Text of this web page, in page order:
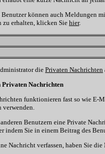
können auch Meldungen
zu erhalten, klicken Siehier.
die Privaten Nachrichten
Privaten Nachrichten
funktionieren fast so wie E-
verwenden.
Benutzern eine Private
indem Sie in einem Beitrag des
Nachricht verfassen, haben Sie